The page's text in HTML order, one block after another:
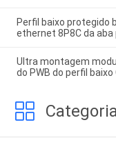
Perfil baixo protegido
ethernet 8P8C da aba
Ultra montagem
do PWB do perfil